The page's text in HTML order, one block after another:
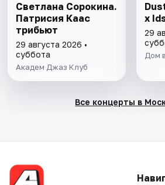
Светлана Сорокина.
Патрисия Каас
трибьют
29 августа 2026 •
суббота
Академ Джаз Клуб
x
29
Дом
Все концерты в